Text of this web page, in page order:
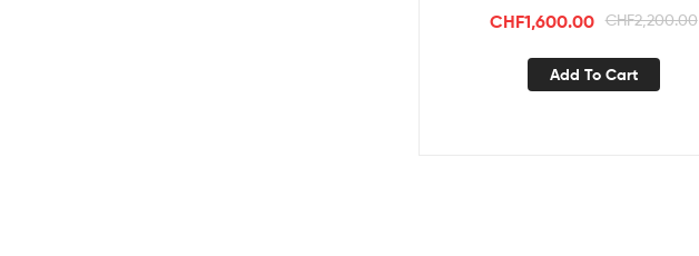
CHF2,200.00
CHF1,600.00
Add To Cart